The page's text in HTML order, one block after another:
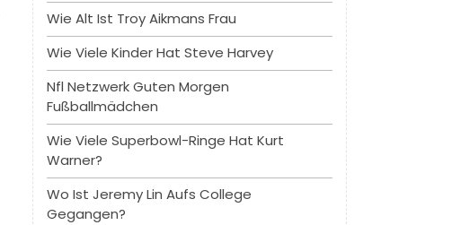
Wie Alt Ist Troy Aikmans Frau
Wie Viele Kinder Hat Steve Harvey
Nfl Netzwerk Guten Morgen
Fußballmädchen
Wie Viele Superbowl-Ringe Hat Kurt
Warner?
Wo Ist Jeremy Lin Aufs College
Gegangen?